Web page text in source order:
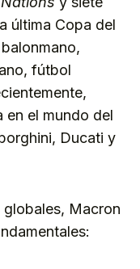
última Copa del
fútbol
en el mundo del
Ducati y
globales, Macron